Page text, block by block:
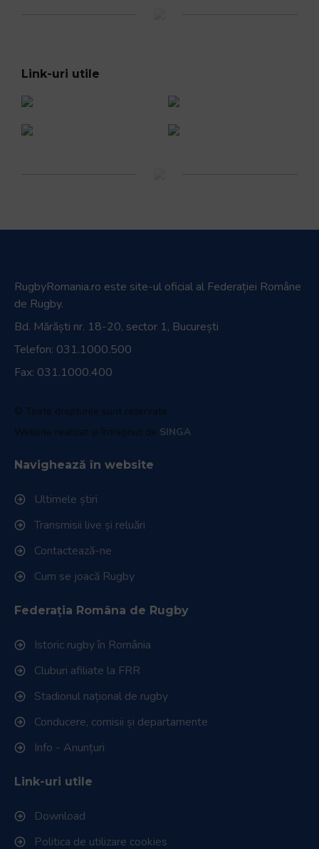
Link-uri utile
RugbyRomania.ro este site-ul oficial al Federației Române
de Rugby.
Bd. Mărăști nr. 18-20, sector 1, București
Telefon: 031.1000.500
Fax: 031.1000.400
© Toate drepturile sunt rezervate.
Website realizat și întreținut de SINGA
Navighează în website
Ultimele știri
Transmisii live și reluări
Contactează-ne
Cum se joacă Rugby
Federația Româna de Rugby
Istoric rugby în România
Cluburi afiliate la FRR
Stadionul național de rugby
Conducere, comisii și departamente
Info - Anunțuri
Link-uri utile
Download
Politica de utilizare cookies